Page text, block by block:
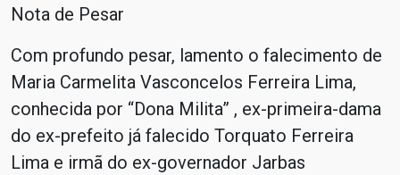
Nota de Pesar
Com profundo pesar, lamento o falecimento de
Maria Carmelita Vasconcelos Ferreira Lima,
conhecida por “Dona Milita” , ex-primeira-dama
do ex-prefeito já falecido Torquato Ferreira
Lima e irmã do ex-governador Jarbas